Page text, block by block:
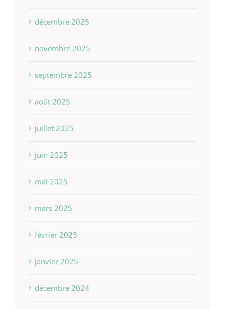
décembre 2025
novembre 2025
septembre 2025
août 2025
juillet 2025
juin 2025
mai 2025
mars 2025
février 2025
janvier 2025
décembre 2024